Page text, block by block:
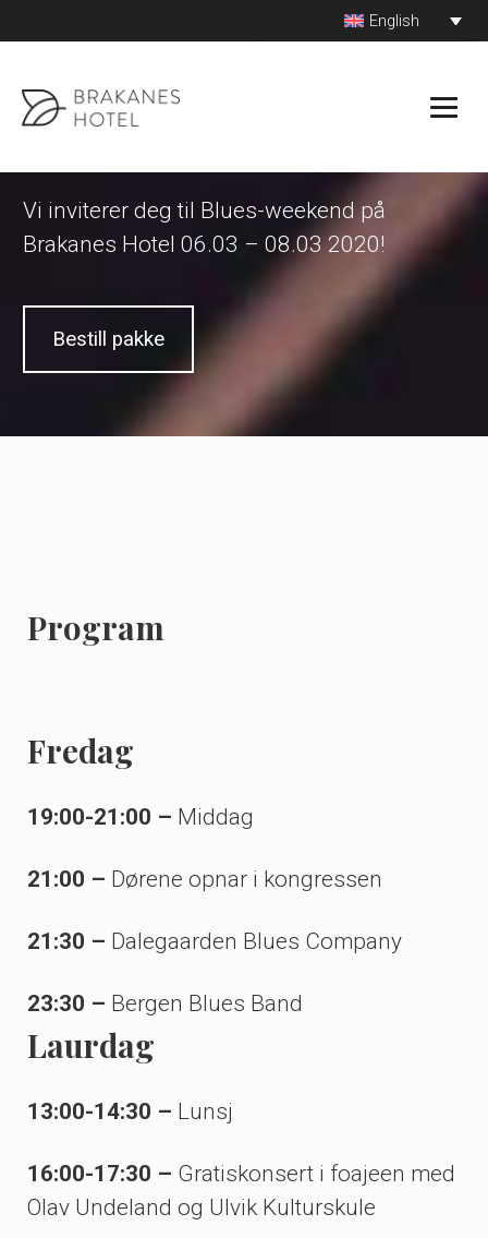
to
content
English
Vi inviterer deg til Blues-weekend på
Brakanes Hotel 06.03 – 08.03 2020!
Bestill pakke
Program
Fredag
19:00-21:00 – Middag
21:00 – Dørene opnar i kongressen
21:30 – Dalegaarden Blues Company
23:30 – Bergen Blues Band
Laurdag
13:00-14:30 – Lunsj
16:00-17:30 – Gratiskonsert i foajeen med
Olav Undeland og Ulvik Kulturskule